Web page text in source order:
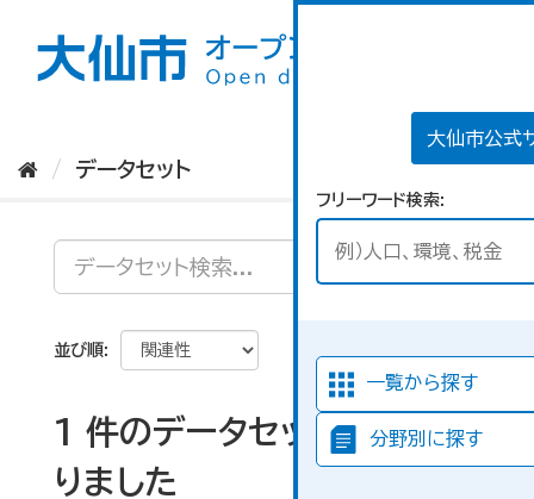
大仙市公式
フリーワード検索
一覧から探す
分野別に探す
データセット
並び順
1 件のデータセットが見つか
りました